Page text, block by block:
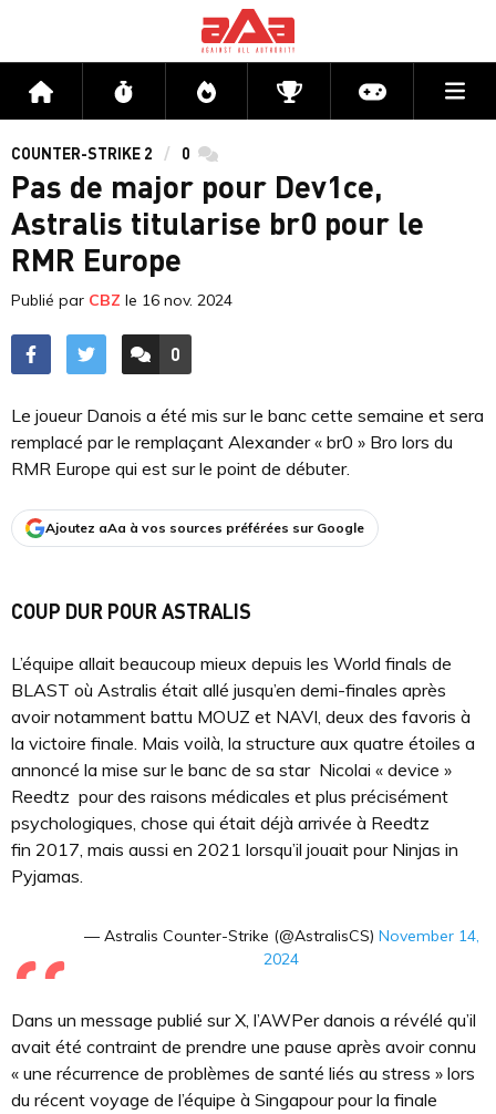
Accueil Flux Directs CompétitionsActu jeux
COUNTER-STRIKE 2 0 commentaires
Pas de major pour Dev1ce,
Astralis titularise br0 pour le
RMR Europe
Publié par CBZ le 16 nov. 2024
ACCÉDER AUX
0
COMMENTAIRES
Le joueur Danois a été mis sur le banc cette semaine et sera
remplacé par le remplaçant Alexander « br0 » Bro lors du
RMR Europe qui est sur le point de débuter.
Ajoutez aAa à vos sources préférées sur Google
COUP DUR POUR ASTRALIS
L’équipe allait beaucoup mieux depuis les World finals de
BLAST où Astralis était allé jusqu’en demi-finales après
avoir notamment battu MOUZ et NAVI, deux des favoris à
la victoire finale. Mais voilà, la structure aux quatre étoiles a
annoncé la mise sur le banc de sa star Nicolai « device »
Reedtz pour des raisons médicales et plus précisément
psychologiques, chose qui était déjà arrivée à Reedtz
fin 2017, mais aussi en 2021 lorsqu’il jouait pour Ninjas in
Pyjamas.
— Astralis Counter-Strike (@AstralisCS) November 14,
2024
Dans un message publié sur X, l’AWPer danois a révélé qu’il
avait été contraint de prendre une pause après avoir connu
« une récurrence de problèmes de santé liés au stress » lors
du récent voyage de l’équipe à Singapour pour la finale